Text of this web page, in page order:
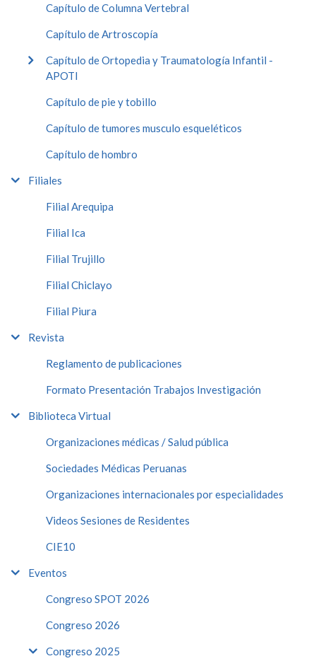
Capítulo de Columna Vertebral
Capítulo de Artroscopía
Capítulo de Ortopedia y Traumatología Infantil -
APOTI
Capítulo de pie y tobillo
Capítulo de tumores musculo esqueléticos
Capítulo de hombro
Filiales
Filial Arequipa
Filial Ica
Filial Trujillo
Filial Chiclayo
Filial Piura
Revista
Reglamento de publicaciones
Formato Presentación Trabajos Investigación
Biblioteca Virtual
Organizaciones médicas / Salud pública
Sociedades Médicas Peruanas
Organizaciones internacionales por especialidades
Videos Sesiones de Residentes
CIE10
Eventos
Congreso SPOT 2026
Congreso 2026
Congreso 2025